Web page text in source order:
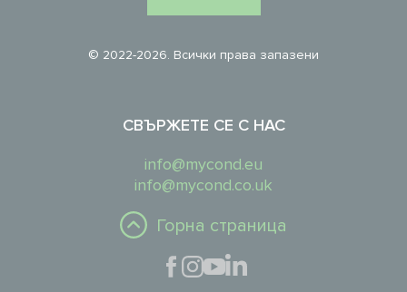
© 2022-2026. Всички права запазени
СВЪРЖЕТЕ СЕ С НАС
info@mycond.eu
info@mycond.co.uk
Горна страница